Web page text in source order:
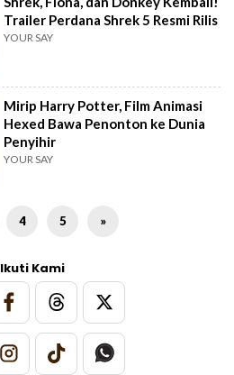
Trailer Perdana Shrek 5 Resmi Rilis
YOUR SAY
Mirip Harry Potter, Film Animasi
Hexed Bawa Penonton ke Dunia
Penyihir
YOUR SAY
4 5 »
Ikuti Kami